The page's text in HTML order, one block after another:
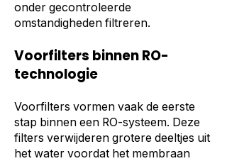
onder gecontroleerde
omstandigheden filtreren.
Voorfilters binnen RO-
technologie
Voorfilters vormen vaak de eerste
stap binnen een RO-systeem. Deze
filters verwijderen grotere deeltjes uit
het water voordat het membraan